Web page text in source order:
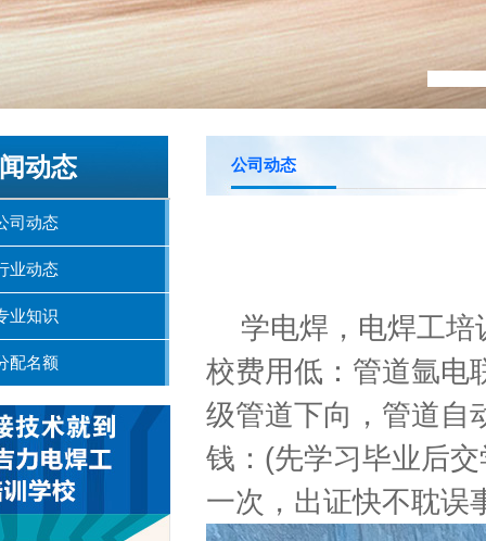
公司动态
学电焊，电焊工
校费用低：管道氩电
级管道下向，管道自
钱： (先学习毕业后
一次，出证快不耽误
动态
司动态
业动态
业知识
配名额